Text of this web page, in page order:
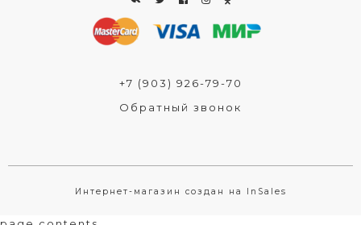
+7 (903) 926-79-70
Обратный звонок
Интернет-магазин создан на InSales